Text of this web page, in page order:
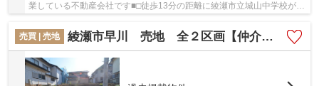
業している不動産会社です■□徒歩13分の距離に綾瀬市立城山中学校があ
売買 | 売地
綾瀬市早川 売地 全２区画【仲介手数料無料】